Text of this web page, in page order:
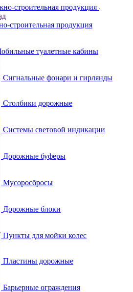
строительная продукция
строительная продукция
туалетные кабины
Сигнальные фонари и гирлянды
Столбики дорожные
Системы световой индикации
Дорожные буферы
Мусоросбросы
Дорожные блоки
Пункты для мойки колес
Пластины дорожные
Барьерные ограждения